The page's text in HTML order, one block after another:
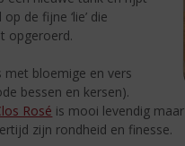
de fijne ‘lie’ die
opgeroerd.
met bloemige en vers
bessen en kersen).
Rosé is mooi levendig maar
zijn rondheid en finesse.